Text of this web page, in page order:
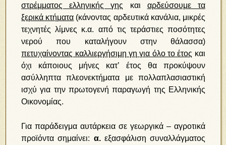
στρέμματος ελληνικής γης και αρδεύσουμε τα
ξερικά κτήματα (κάνοντας αρδευτικά κανάλια, μικρές
τεχνητές λίμνες κ.α. από τις τεράστιες ποσότητες
νερού που καταλήγουν στην θάλασσα)
πετυχαίνοντας καλλιεργήσιμη γη για όλο το έτος και
όχι κάποιους μήνες κατ’ έτος θα προκύψουν
ασύλληπτα πλεονεκτήματα με πολλαπλασιαστική
ισχύ για την πρωτογενή παραγωγή της Ελληνικής
Οικονομίας.
Για παράδειγμα αυτάρκεια σε γεωργικά – αγροτικά
προϊόντα σημαίνει: α.εξασφάλιση συναλλάγματος